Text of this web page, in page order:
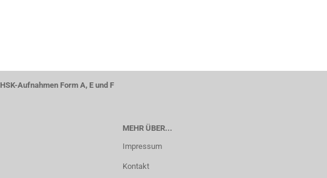
HSK-Aufnahmen Form A, E und F
MEHR ÜBER...
Impressum
Kontakt